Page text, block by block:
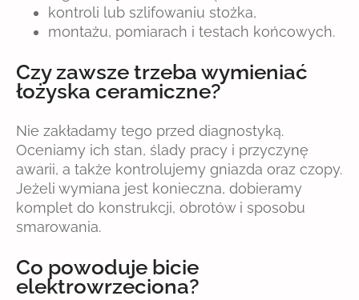
kontroli lub szlifowaniu stożka,
montażu, pomiarach i testach końcowych.
Czy zawsze trzeba wymieniać
łożyska ceramiczne?
Nie zakładamy tego przed diagnostyką.
Oceniamy ich stan, ślady pracy i przyczynę
awarii, a także kontrolujemy gniazda oraz czopy.
Jeżeli wymiana jest konieczna, dobieramy
komplet do konstrukcji, obrotów i sposobu
smarowania.
Co powoduje bicie
elektrowrzeciona?